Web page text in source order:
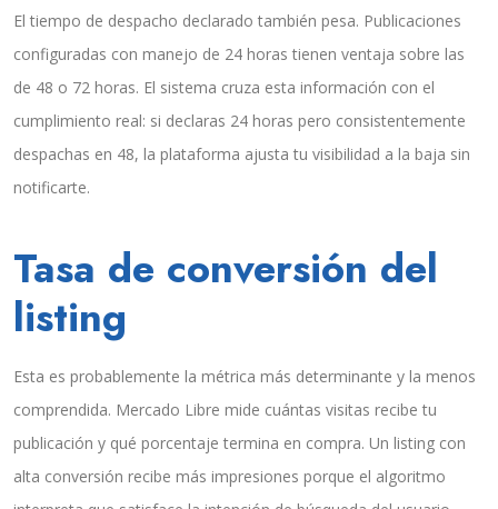
El tiempo de despacho declarado también pesa. Publicaciones
configuradas con manejo de 24 horas tienen ventaja sobre las
de 48 o 72 horas. El sistema cruza esta información con el
cumplimiento real: si declaras 24 horas pero consistentemente
despachas en 48, la plataforma ajusta tu visibilidad a la baja sin
notificarte.
Tasa de conversión del
listing
Esta es probablemente la métrica más determinante y la menos
comprendida. Mercado Libre mide cuántas visitas recibe tu
publicación y qué porcentaje termina en compra. Un listing con
alta conversión recibe más impresiones porque el algoritmo